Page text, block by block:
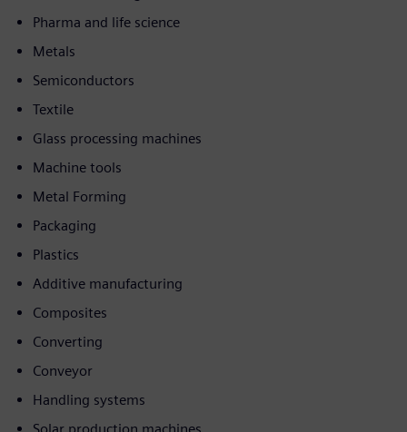
Pharma and life science
Metals
Semiconductors
Textile
Glass processing machines
Machine tools
Metal Forming
Packaging
Plastics
Additive manufacturing
Composites
Converting
Conveyor
Handling systems